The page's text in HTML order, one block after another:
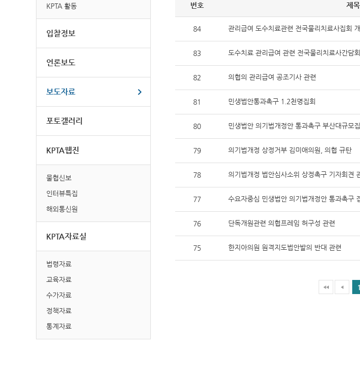
KPTA 활동
입찰정보
언론보도
보도자료
포토갤러리
KPTA웹진
물협신보
인터뷰특집
해외통신원
KPTA자료실
법령자료
교육자료
수가자료
정책자료
통계자료
번호 제목
84 관리급여 도수치료관련 전국물리치료사집회
83 도수치료 관리급여 관련 전국물리치료사간담
82 의협의 관리급여 공조기사 관련
81 민생법안통과촉구 1.2천명집회
80 민생법안 의기법개정안 통과촉구 부산대규모
79 의기법개정 상정거부 김미애의원, 의협 규탄
78 의기법개정 법안심사소위 상정촉구 기자회견
77 수요자중심 민생법안 의기법개정안 통과촉구
76 단독개원관련 의협프레임 허구성 관련
75 한지아의원 원격지도법안발의 반대 관련
1